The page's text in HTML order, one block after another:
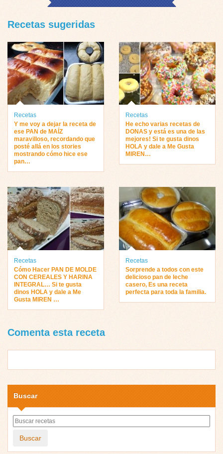
Recetas sugeridas
Recetas
Y me voy a dejar la receta de
ese PAN de MAÍZ
maravilloso, recordando que
posté allá en los stories
mostrando cómo hice ese
pan…
Recetas
He echo varias recetas de
DONAS y está es una de las
mejores! Si te gusta dinos
HOLA y dale a Me Gusta
MIREN…
Recetas
Cómo Hacer PAN DE MOLDE
CON CEREALES Y HARINA
INTEGRAL… Si te gusta
dinos HOLA y dale a Me
Gusta MIREN …
Recetas
Sorprende a todos con este
delicioso pan de leche
casero, Es una receta
perfecta para toda la familia.
Comenta esta receta
Buscar
Buscar